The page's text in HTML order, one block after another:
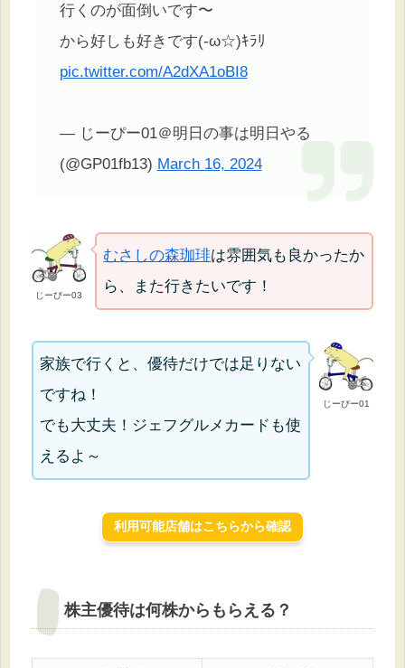
行くのが面倒いです〜
から好しも好きです(-ω☆)ｷﾗﾘ
pic.twitter.com/A2dXA1oBI8
— じーぴー01＠明日の事は明日やる
(@GP01fb13) March 16, 2024
じーぴー03
むさしの森珈琲は雰囲気も良かったか
ら、また行きたいです！
じーぴー01
家族で行くと、優待だけでは足りない
ですね！
でも大丈夫！ジェフグルメカードも使
えるよ～
利用可能店舗はこちらから確認
株主優待は何株からもらえる？